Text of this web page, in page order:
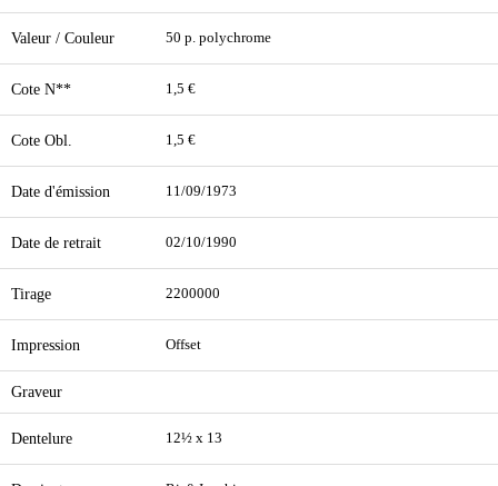
Valeur / Couleur 50 p. polychrome
Cote N** 1,5 €
Cote Obl. 1,5 €
Date d'émission 11/09/1973
Date de retrait 02/10/1990
Tirage 2200000
Impression Offset
Graveur
Dentelure 12½ x 13